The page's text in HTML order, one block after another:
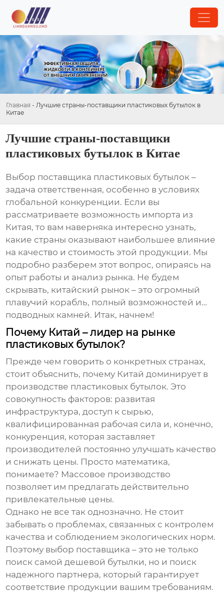
Главная - Лучшие страны-поставщики пластиковых бутылок в
Китае
Лучшие страны-поставщики
пластиковых бутылок в Китае
Выбор поставщика пластиковых бутылок –
задача ответственная, особенно в условиях
глобальной конкуренции. Если вы
рассматриваете возможность импорта из
Китая, то вам наверняка интересно узнать,
какие страны оказывают наибольшее влияние
на качество и стоимость этой продукции. Мы
подробно разберем этот вопрос, опираясь на
опыт работы и анализ рынка. Не будем
скрывать, китайский рынок – это огромный
плавучий корабль, полный возможностей и…
подводных камней. Итак, начнем!
Почему Китай – лидер на рынке
пластиковых бутылок?
Прежде чем говорить о конкретных странах,
стоит объяснить, почему Китай доминирует в
производстве пластиковых бутылок. Это
совокупность факторов: развитая
инфраструктура, доступ к сырью,
квалифицированная рабочая сила и, конечно,
конкуренция, которая заставляет
производителей постоянно улучшать качество
и снижать цены. Просто математика,
понимаете? Массовое производство
позволяет им предлагать действительно
привлекательные цены.
Однако не все так однозначно. Не стоит
забывать о проблемах, связанных с контролем
качества и соблюдением экологических норм.
Поэтому выбор поставщика – это не только
поиск самой дешевой бутылки, но и поиск
надежного партнера, который гарантирует
соответствие продукции вашим требованиям.